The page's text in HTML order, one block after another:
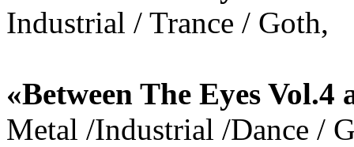
Industrial / Trance / Goth,
«Between The Eyes
Metal /Industrial /Dance /